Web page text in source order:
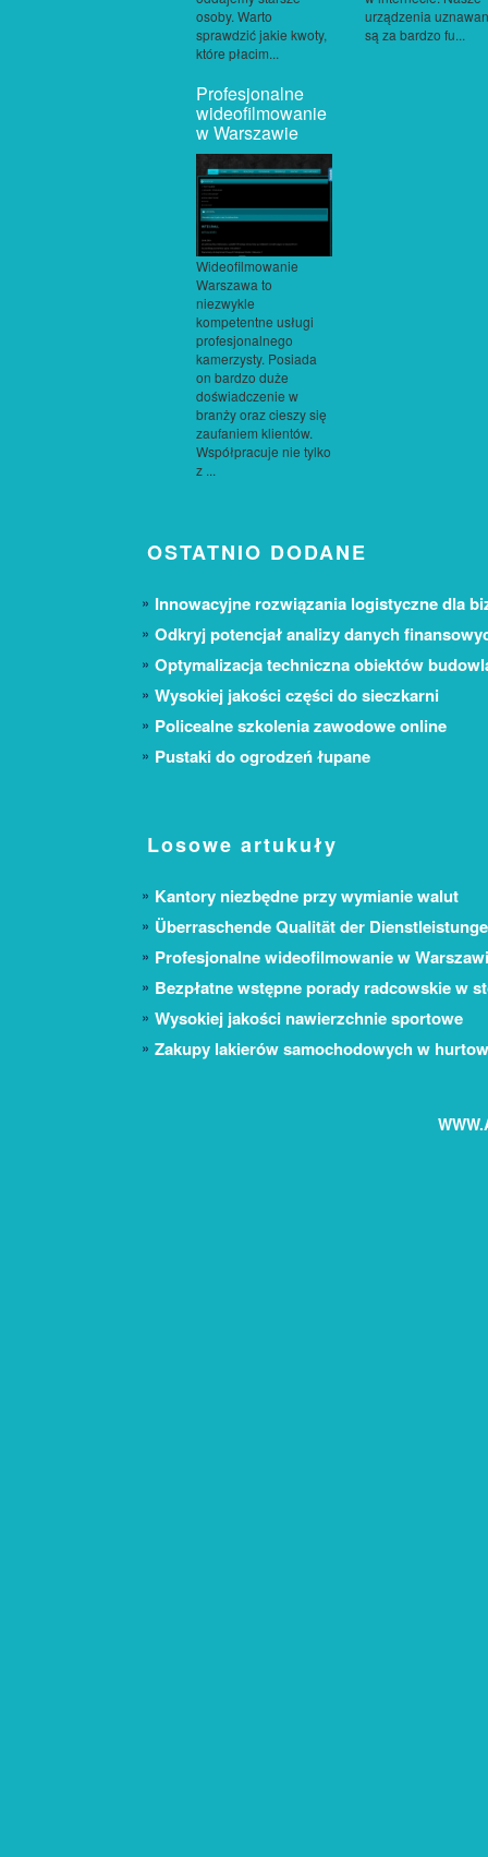
osoby. Warto
sprawdzić jakie kwoty,
które płacim...
urządzenia
są za bardzo fu...
Profesjonalne
wideofilmowanie
w Warszawie
Wideofilmowanie
Warszawa to
niezwykle
kompetentne usługi
profesjonalnego
kamerzysty. Posiada
on bardzo duże
doświadczenie w
branży oraz cieszy się
zaufaniem klientów.
Współpracuje nie tylko
z ...
OSTATNIO DODANE
Innowacyjne rozwiązania logistyczne dla
Odkryj potencjał analizy danych
Optymalizacja techniczna obiektów
Wysokiej jakości części do sieczkarni
Policealne szkolenia zawodowe online
Pustaki do ogrodzeń łupane
Losowe artukuły
Kantory niezbędne przy wymianie walut
Überraschende Qualität der
Profesjonalne wideofilmowanie w
Bezpłatne wstępne porady radcowskie w
Wysokiej jakości nawierzchnie sportowe
Zakupy lakierów samochodowych w